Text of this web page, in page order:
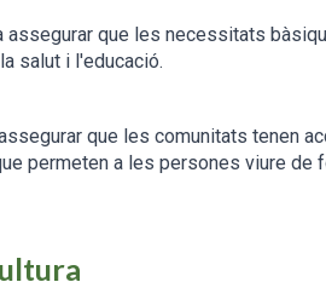
assegurar que les necessitats
salut i l'educació.
que les comunitats tenen
permeten a les persones viure de